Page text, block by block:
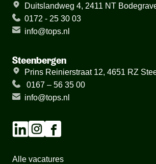
Duitslandweg 4, 2411 NT
0172 - 25 30 03
info@tops.nl
Steenbergen
Prins Reinierstraat 12, 4651 RZ
0167 – 56 35 00
info@tops.nl
Alle vacatures